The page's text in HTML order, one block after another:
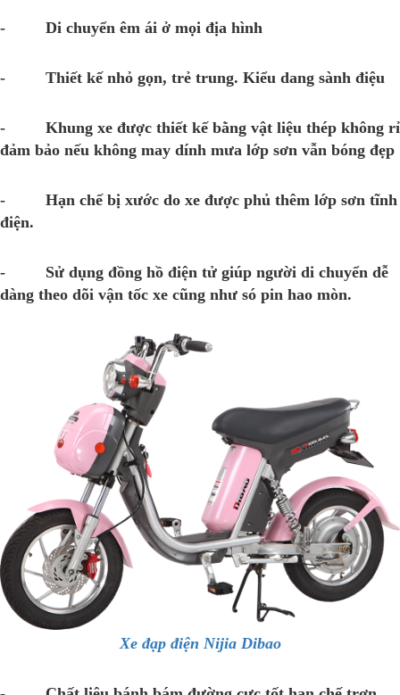
- Di chuyển êm ái ở mọi địa hình
- Thiết kế nhỏ gọn, trẻ trung. Kiểu dang sành điệu
- Khung xe được thiết kế bằng vật liệu thép không rỉ
đảm bảo nếu không may dính mưa lớp sơn vẫn bóng đẹp
- Hạn chế bị xước do xe được phủ thêm lớp sơn tĩnh
điện.
- Sử dụng đồng hồ điện tử giúp người di chuyển dễ
dàng theo dõi vận tốc xe cũng như só pin hao mòn.
Xe đạp điện Nijia Dibao